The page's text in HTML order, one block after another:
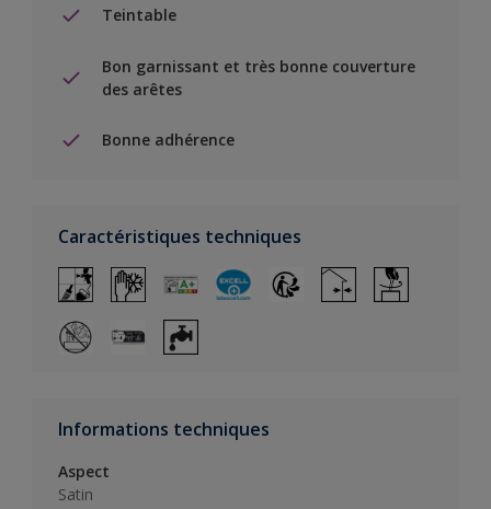
Teintable
Bon garnissant et très bonne couverture
des arêtes
Bonne adhérence
Caractéristiques techniques
Informations techniques
Aspect
Satin